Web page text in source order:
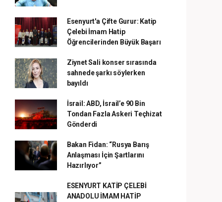
Esenyurt'a Çifte Gurur: Katip
Çelebi İmam Hatip
Öğrencilerinden Büyük Başarı
Ziynet Sali konser sırasında
sahnede şarkı söylerken
bayıldı
İsrail: ABD, İsrail’e 90 Bin
Tondan Fazla Askeri Teçhizat
Gönderdi
Bakan Fidan: “Rusya Barış
Anlaşması İçin Şartlarını
Hazırlıyor”
ESENYURT KATİP ÇELEBİ
ANADOLU İMAM HATİP